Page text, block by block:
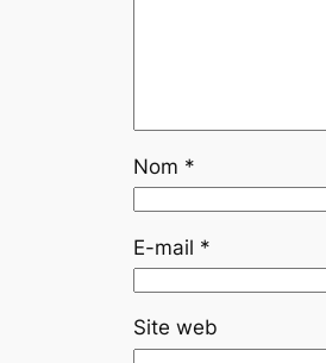
Nom *
E-mail *
Site web